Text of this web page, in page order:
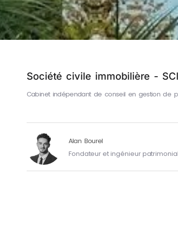
Société civile immobilière -
Cabinet indépendant de conseil en gestion de
Alan Bourel
Fondateur et ingénieur patrimonial